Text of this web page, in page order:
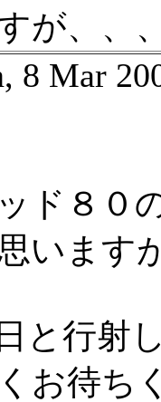
が、、
8 Mar
ド８０
います
と行射
お待ち